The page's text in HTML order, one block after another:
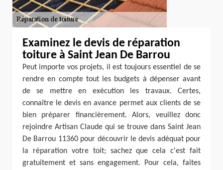
Examinez le devis de réparation
toiture à Saint Jean De Barrou
Peut importe vos projets, il est toujours essentiel de se
rendre en compte tout les budgets à dépenser avant
de se mettre en exécution les travaux. Certes,
connaître le devis en avance permet aux clients de se
bien préparer financièrement. Alors, veuillez donc
rejoindre Artisan Claude qui se trouve dans Saint Jean
De Barrou 11360 pour découvrir le devis adéquat pour
la réparation votre toit; sachez que cela c'est fait
gratuitement et sans engagement. Pour cela, faites